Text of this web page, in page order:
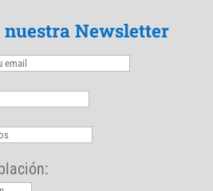
nuestra Newsletter